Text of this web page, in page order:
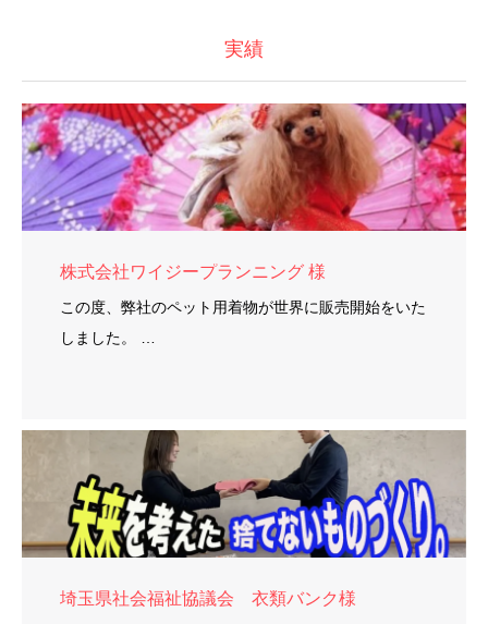
実績
株式会社ワイジープランニング 様
この度、弊社のペット用着物が世界に販売開始をいた
しました。 …
埼玉県社会福祉協議会 衣類バンク様